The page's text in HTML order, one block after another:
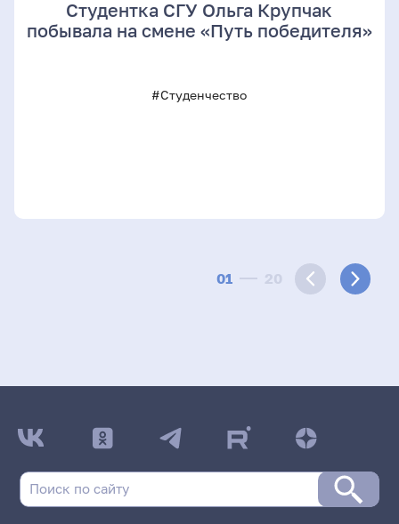
01 20
Студентка СГУ Ольга Крупчак
побывала на смене «Путь победителя»
#Студенчество